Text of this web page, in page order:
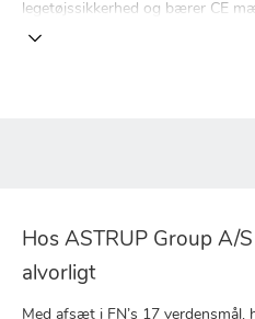
legetøjssikkerhed og bærer CE
Hos ASTRUP Group A/
alvorligt
Med afsæt i FN’s 17